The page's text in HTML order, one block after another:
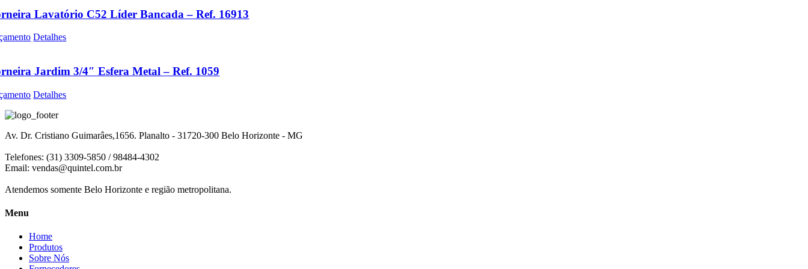
Lavatório C52 Líder Bancada – Ref. 16913
Detalhes
Jardim 3/4″ Esfera Metal – Ref. 1059
Detalhes
Av. Dr. Cristiano Guimarâes,1656. Planalto - 31720-300 Belo Horizonte - MG
Telefones: (31) 3309-5850 / 98484-4302
Email: vendas@quintel.com.br
Atendemos somente Belo Horizonte e região metropolitana.
Menu
Home
Produtos
Sobre Nós